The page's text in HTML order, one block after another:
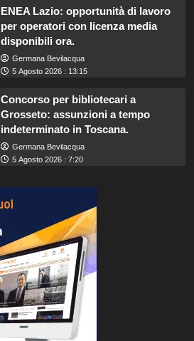
ENEA Lazio: opportunità di lavoro
per operatori con licenza media
disponibili ora.
Germana Bevilacqua
5 Agosto 2026 : 13:15
Concorso per bibliotecari a
Grosseto: assunzioni a tempo
indeterminato in Toscana.
Germana Bevilacqua
5 Agosto 2026 : 7:20